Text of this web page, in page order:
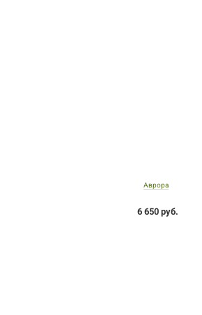
Аврора
6 650 руб.